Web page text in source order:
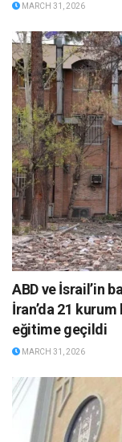
MARCH 31, 2026
ABD ve İsrail’in
İran’da 21
eğitime geçildi
MARCH 31, 2026